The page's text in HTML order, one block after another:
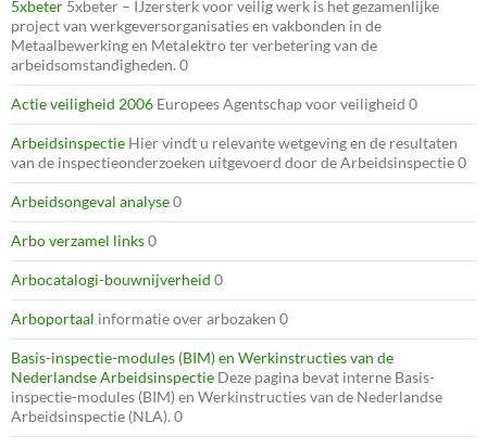
5xbeter 5xbeter – IJzersterk voor veilig werk is het gezamenlijke
project van werkgeversorganisaties en vakbonden in de
Metaalbewerking en Metalektro ter verbetering van de
arbeidsomstandigheden. 0
Actie veiligheid 2006 Europees Agentschap voor veiligheid 0
Arbeidsinspectie Hier vindt u relevante wetgeving en de resultaten
van de inspectieonderzoeken uitgevoerd door de Arbeidsinspectie 0
Arbeidsongeval analyse0
Arbo verzamel links0
Arbocatalogi-bouwnijverheid 0
Arboportaal informatie over arbozaken 0
Basis-inspectie-modules (BIM) en Werkinstructies van de
Nederlandse Arbeidsinspectie Deze pagina bevat interne Basis-
inspectie-modules (BIM) en Werkinstructies van de Nederlandse
Arbeidsinspectie (NLA). 0